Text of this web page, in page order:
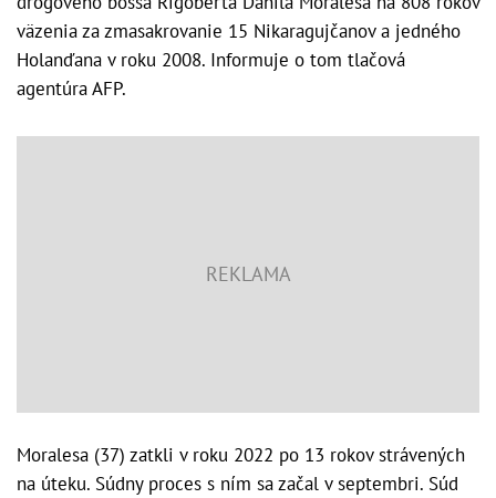
väzenia za zmasakrovanie 15 Nikaragujčanov a jedného
Holanďana v roku 2008. Informuje o tom tlačová
agentúra AFP.
Moralesa (37) zatkli v roku 2022 po 13 rokov strávených
na úteku. Súdny proces s ním sa začal v septembri. Súd